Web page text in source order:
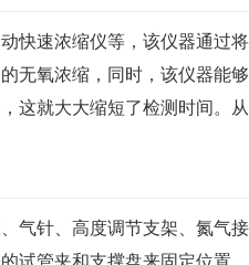
动快速浓缩仪等，该仪器通过
无氧浓缩，同时，该仪器能
这就大大缩短了检测时间。
针、高度调节支架、氮气
试管夹和支撑盘来固定位置